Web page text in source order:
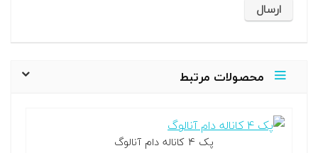
محصولات مرتبط
پک 4 کاناله دام آنالوگ